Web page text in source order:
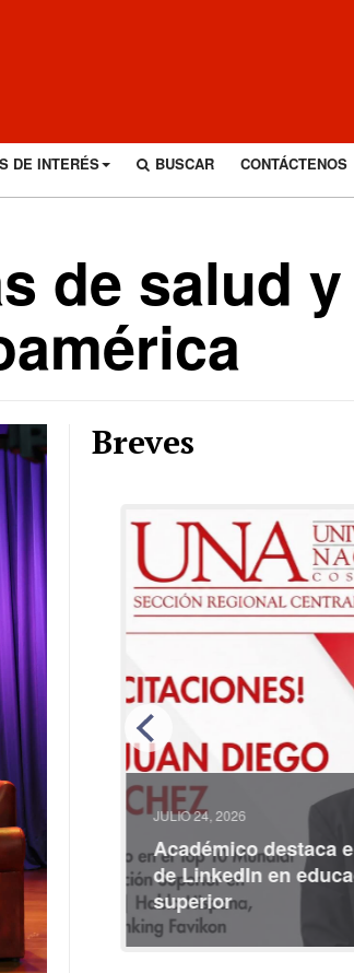
DE INTERÉS BUSCAR CONTÁCTENOS
de salud y
Breves
JULIO 24, 2026
Académico destaca
de LinkedIn en
superior